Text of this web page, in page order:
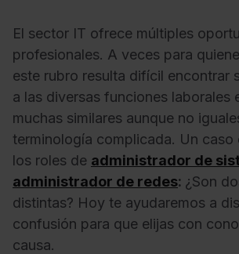
El sector IT ofrece múltiples
profesionales. A veces para
este rubro resulta difícil encontrar
a las diversas funciones laborales
muchas similares aunque no
terminología complicada. Un caso
los roles de administrador de
administrador de redes: ¿Son
distintas? Hoy te ayudaremos a
confusión para que elijas con
causa.